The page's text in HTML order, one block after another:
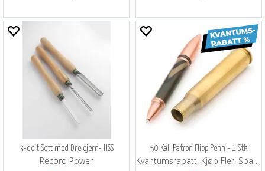
3-delt Sett med Dreiejern- HSS
Record Power
50 Kal. Patron Flipp Penn - 1 Stk
Kvantumsrabatt! Kjøp Fler, Spar Mer!